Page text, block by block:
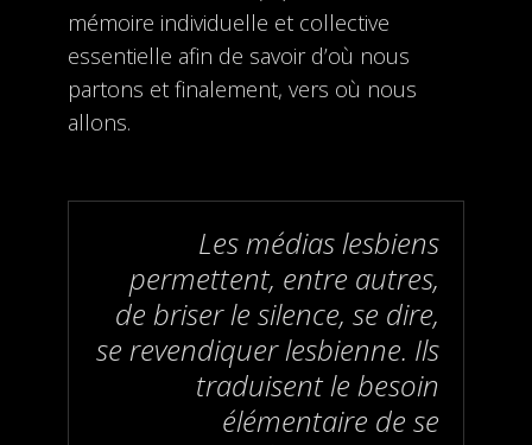
mémoire individuelle et collective
essentielle afin de savoir d’où nous
partons et finalement, vers où nous
allons.
Les médias lesbiens
permettent, entre autres,
de briser le silence, se dire,
se revendiquer lesbienne. Ils
traduisent le besoin
élémentaire de se